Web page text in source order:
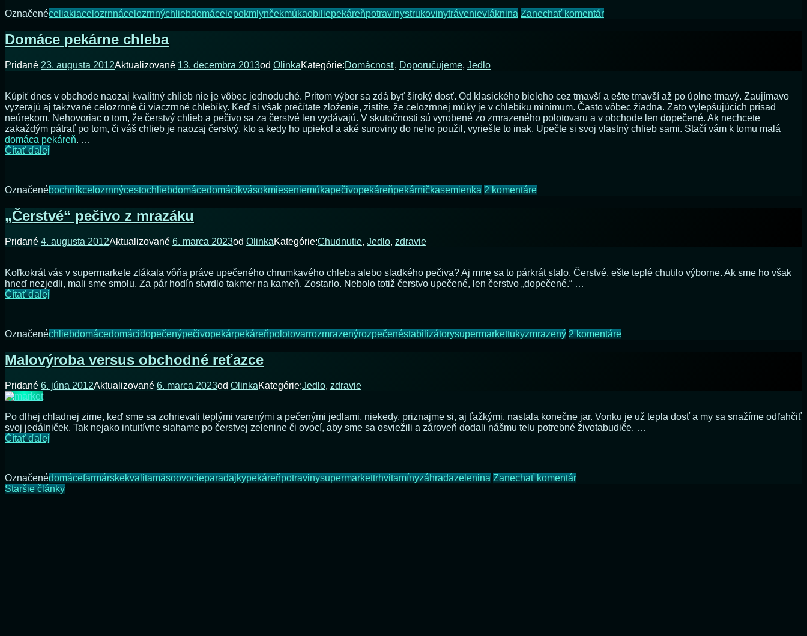
pšenicu/nos
Označenéceliakiacelozrnnácelozrnnýchliebdomácelepokmlynčekmúkaobiliepekáreňpotravinystrukovinytrávenievláknina Zanechať komentárna
Domáce pekárne chleba
Pridané 23. augusta 2012Aktualizované 13. decembra 2013od OlinkaKategórie:Domácnosť, Doporučujeme, Jedlo
Kúpiť dnes v obchode naozaj kvalitný chlieb nie je vôbec jednoduché. Pritom výber sa zdá byť široký dosť. Od klasického bieleho cez tmavší a ešte tmavší až po úplne tmavý. Zaujímavo
vyzerajú aj takzvané celozrnné či viaczrnné chlebíky. Keď si však prečítate zloženie, zistíte, že celozrnnej múky je v chlebíku minimum. Často vôbec žiadna. Zato vylepšujúcich prísad
neúrekom. Nehovoriac o tom, že čerstvý chlieb a pečivo sa za čerstvé len vydávajú. V skutočnosti sú vyrobené zo zmrazeného polotovaru a v obchode len dopečené. Ak nechcete
zakaždým pátrať po tom, či váš chlieb je naozaj čerstvý, kto a kedy ho upiekol a aké suroviny do neho použil, vyriešte to inak. Upečte si svoj vlastný chlieb sami. Stačí vám k tomu malá
domáca pekáreň. …
Čítať ďalejDomáce
Označenébochníkcelozrnnýcestochliebdomácedomácikvásokmieseniemúkapečivopekáreňpekárničkasemienka 2 komentárena
„Čerstvé“ pečivo z mrazáku
Pridané 4. augusta 2012Aktualizované 6. marca 2023od OlinkaKategórie:Chudnutie, Jedlo, zdravie
Koľkokrát vás v supermarkete zlákala vôňa práve upečeného chrumkavého chleba alebo sladkého pečiva? Aj mne sa to párkrát stalo. Čerstvé, ešte teplé chutilo výborne. Ak sme ho však
hneď nezjedli, mali sme smolu. Za pár hodín stvrdlo takmer na kameň. Zostarlo. Nebolo totiž čerstvo upečené, len čerstvo „dopečené.“ …
Čítať ďalej„Čerstvé“
Označenéchliebdomácedomácidopečenýpečivopekárpekáreňpolotovarrozmrazenýrozpečenéstabilizátorysupermarkettukyzmrazený 2 komentárena
Malovýroba versus obchodné reťazce
Pridané 6. júna 2012Aktualizované 6. marca 2023od OlinkaKategórie:Jedlo, zdravie
Po dlhej chladnej zime, keď sme sa zohrievali teplými varenými a pečenými jedlami, niekedy, priznajme si, aj ťažkými, nastala konečne jar. Vonku je už tepla dosť a my sa snažíme odľahčiť
svoj jedálniček. Tak nejako intuitívne siahame po čerstvej zelenine či ovocí, aby sme sa osviežili a zároveň dodali nášmu telu potrebné životabudiče. …
Čítať ďalejMalovýroba
Označenédomácefarmárskekvalitamäsoovocieparadajkypekáreňpotravinysupermarkettrhvitamínyzáhradazelenina Zanechať komentárna
Navigácia
Staršie články